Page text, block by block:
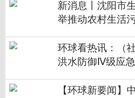
新消息丨沈阳市
举推动农村生活
环球看热讯：（
洪水防御Ⅳ级应
【环球新要闻】